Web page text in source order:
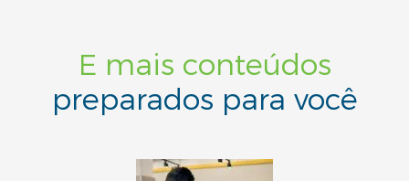
E mais conteúdos
preparados para você